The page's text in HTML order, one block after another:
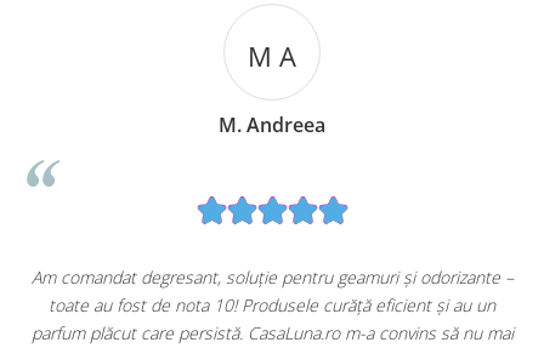
M A
M. Andreea
Am comandat degresant, soluție pentru geamuri și odorizante –
toate au fost de nota 10! Produsele curăță eficient și au un
parfum plăcut care persistă. CasaLuna.ro m-a convins să nu mai